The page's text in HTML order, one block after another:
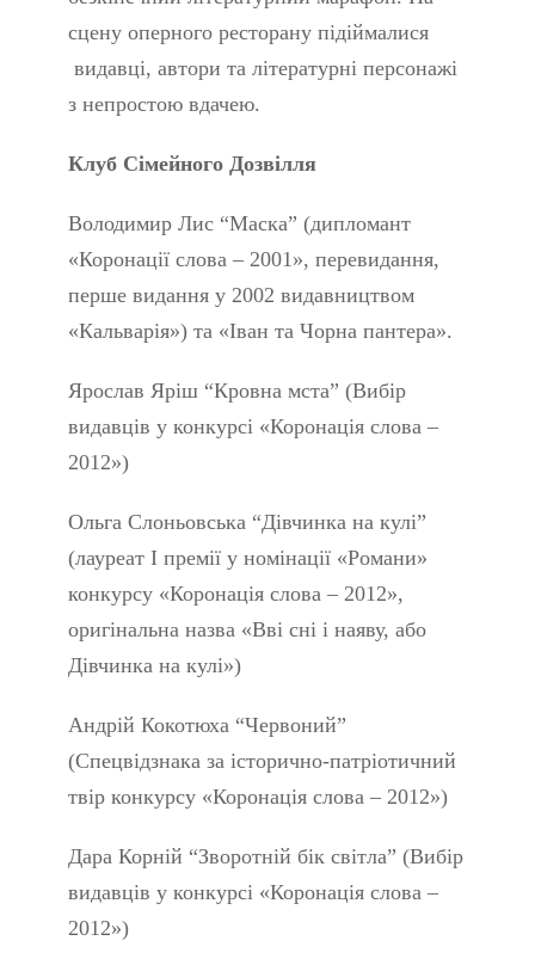
сцену оперного ресторану підіймалися
видавці, автори та літературні персонажі
з непростою вдачею.
Клуб Сімейного Дозвілля
Володимир Лис “Маска” (дипломант
«Коронації слова – 2001», перевидання,
перше видання у 2002 видавництвом
«Кальварія») та «Іван та Чорна пантера».
Ярослав Яріш “Кровна мста” (Вибір
видавців у конкурсі «Коронація слова –
2012»)
Ольга Слоньовська “Дівчинка на кулі”
(лауреат І премії у номінації «Романи»
конкурсу «Коронація слова – 2012»,
оригінальна назва «Вві сні і наяву, або
Дівчинка на кулі»)
Андрій Кокотюха “Червоний”
(Спецвідзнака за історично-патріотичний
твір конкурсу «Коронація слова – 2012»)
Дара Корній “Зворотній бік світла” (Вибір
видавців у конкурсі «Коронація слова –
2012»)